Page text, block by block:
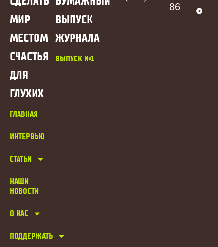
МИР
МЕСТОМ
СЧАСТЬЯ
ДЛЯ
ГЛУХИХ
ГЛАВНАЯ
ИНТЕРВЬЮ
СТАТЬИ
НАШИ
НОВОСТИ
О НАС
ПОДДЕРЖАТЬ
ВЫПУСК
ЖУРНАЛА
ВЫПУСК №1
86